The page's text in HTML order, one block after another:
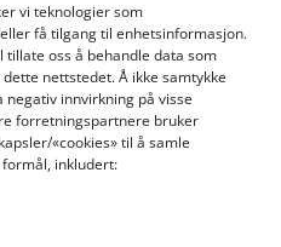
vi teknologier som
få tilgang til enhetsinformasjon.
tillate oss å behandle data som
nettstedet. Å ikke samtykke
innvirkning på visse
forretningspartnere bruker
«cookies» til å samle
inkludert: